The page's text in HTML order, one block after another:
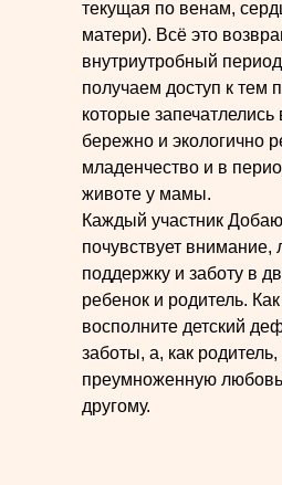
текущая по венам,
матери). Всё это
внутриутробный
получаем доступ к тем
которые
бережно и экологично
младенчество и в
животе у мамы.
Каждый участник
почувствует внимание,
поддержку и заботу в
ребенок и родитель.
восполните детский
заботы, а, как
преумноженную
другому.